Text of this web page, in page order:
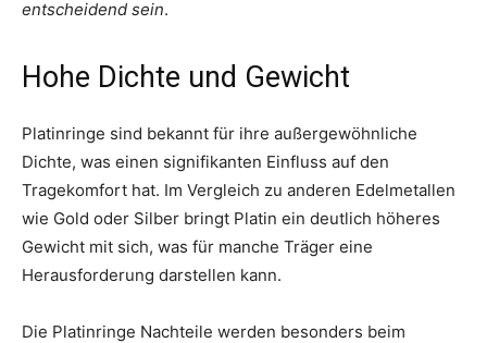
entscheidend sein.
Hohe Dichte und Gewicht
Platinringe sind bekannt für ihre außergewöhnliche
Dichte, was einen signifikanten Einfluss auf den
Tragekomfort hat. Im Vergleich zu anderen Edelmetallen
wie Gold oder Silber bringt Platin ein deutlich höheres
Gewicht mit sich, was für manche Träger eine
Herausforderung darstellen kann.
Die Platinringe Nachteile werden besonders beim